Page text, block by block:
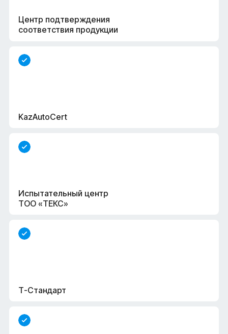
KazAutoCert
Испытательный центр
ТОО «ТЕКС»
Т-Стандарт
Центр подтверждения
соответствия продукции